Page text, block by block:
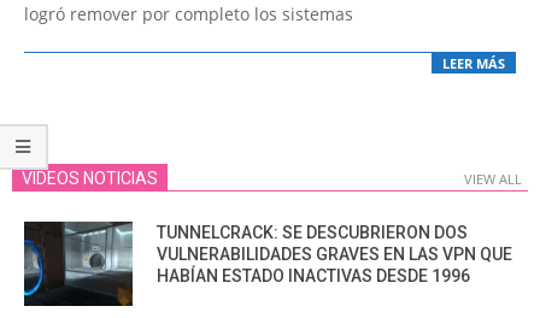
logró remover por completo los sistemas
LEER MÁS
VIDEOS NOTICIAS VIEW ALL
TUNNELCRACK: SE DESCUBRIERON DOS
VULNERABILIDADES GRAVES EN LAS VPN QUE
HABÍAN ESTADO INACTIVAS DESDE 1996